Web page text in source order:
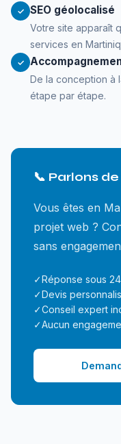
✓ SEO géolocalisé
Votre site apparaît
services en
✓
De la conception à
étape par étape.
📞 Parlons
Vous êtes en
projet web ?
sans
✓Réponse sous
✓Devis
✓Conseil expert
✓Aucun